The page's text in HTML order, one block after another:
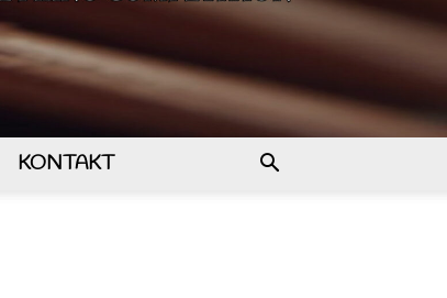
KONTAKT